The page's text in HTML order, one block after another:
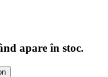
apare în stoc.